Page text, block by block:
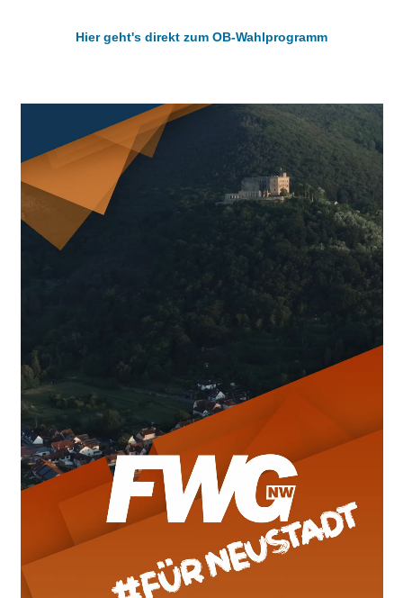
Hier geht's direkt zum OB-Wahlprogramm